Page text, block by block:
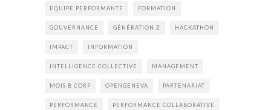
EQUIPE PERFORMANTE FORMATION
GOUVERNANCE GÉNÉRATION Z HACKATHON
IMPACT INFORMATION
INTELLIGENCE COLLECTIVE MANAGEMENT
MOIS B CORP OPENGENEVA PARTENARIAT
PERFORMANCE PERFORMANCE COLLABORATIVE